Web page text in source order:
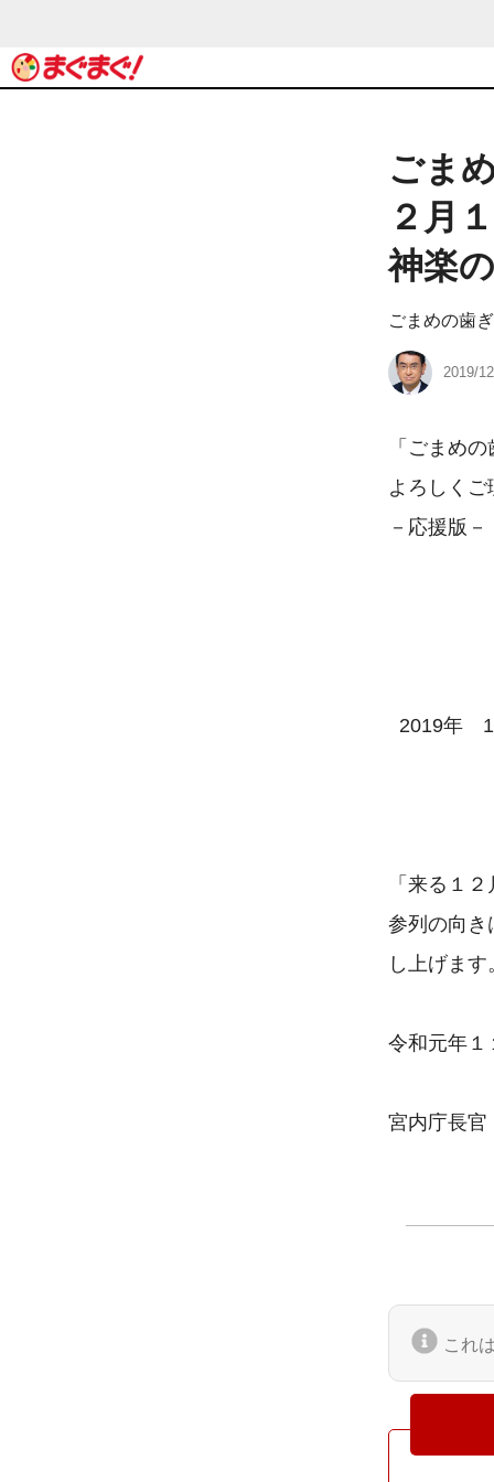
ごま
２月
神楽
ごまめの歯
2019/
「ごまめ
よろしく
－応援版－
「来る１
参列の向き
し上げます
令和元年１
宮内庁長官
これ